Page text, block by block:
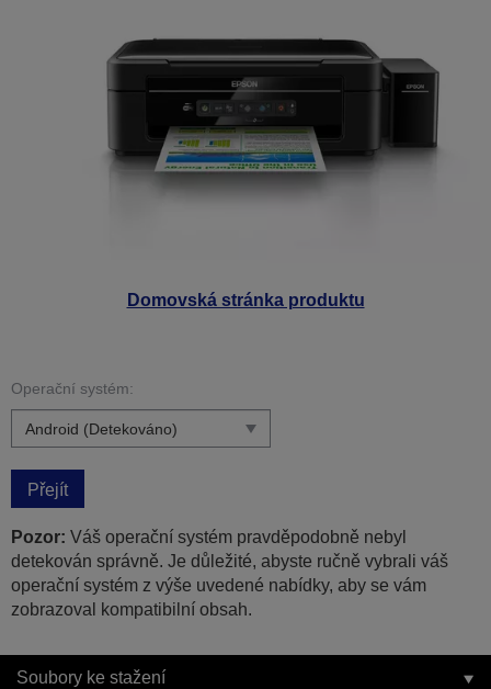
Domovská stránka produktu
Operační systém:
Přejít
Pozor: Váš operační systém pravděpodobně nebyl
detekován správně. Je důležité, abyste ručně vybrali váš
operační systém z výše uvedené nabídky, aby se vám
zobrazoval kompatibilní obsah.
Soubory ke stažení